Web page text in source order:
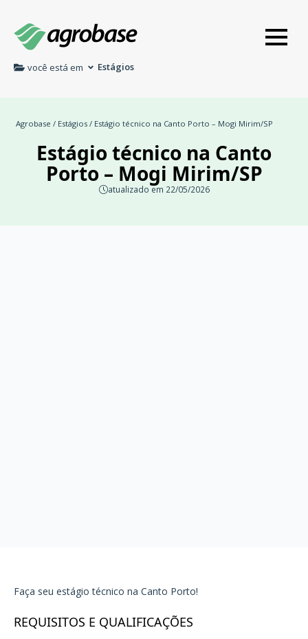
você está em Estágios
Agrobase / Estágios / Estágio técnico na Canto Porto – Mogi Mirim/SP
Estágio técnico na Canto
Porto – Mogi Mirim/SP
atualizado em 22/05/2026
Faça seu estágio técnico na Canto Porto!
REQUISITOS E QUALIFICAÇÕES